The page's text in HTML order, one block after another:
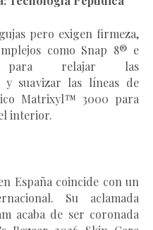
pero exigen firmeza,
como Snap 8® e
para relajar las
y suavizar las líneas de
Matrixyl™ 3000 para
interior.
España coincide con un
Su aclamada
acaba de ser coronada